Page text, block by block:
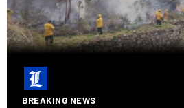
BREAKING NEWS